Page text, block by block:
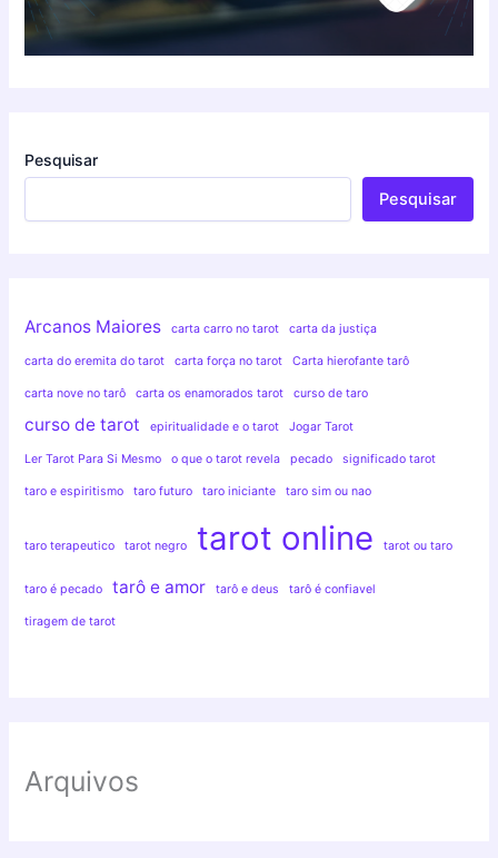
Pesquisar
Pesquisar
Arcanos Maiores carta carro no tarot carta da justiça
carta do eremita do tarot carta força no tarot Carta hierofante tarô
carta nove no tarô carta os enamorados tarot curso de taro
curso de tarot epiritualidade e o tarot Jogar Tarot
Ler Tarot Para Si Mesmo o que o tarot revela pecado significado tarot
taro e espiritismo taro futuro taro iniciante taro sim ou nao
taro terapeutico tarot negro tarot online tarot ou taro
taro é pecado tarô e amor tarô e deus tarô é confiavel
tiragem de tarot
Arquivos